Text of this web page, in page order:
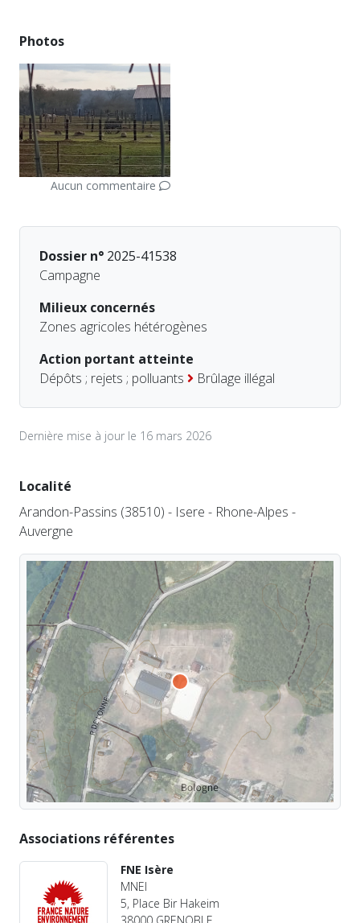
Photos
Aucun commentaire
Dossier n° 2025-41538
Campagne
Milieux concernés
Zones agricoles hétérogènes
Action portant atteinte
Dépôts ; rejets ; polluants
Brûlage illégal
Dernière mise à jour le 16 mars 2026
Localité
Arandon-Passins (38510) - Isere - Rhone-Alpes -
Auvergne
Associations référentes
FNE Isère
MNEI
5, Place Bir Hakeim